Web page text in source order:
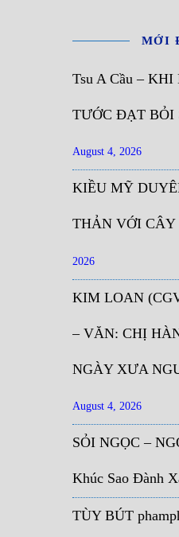
MỚI
Tsu A Cầu –
TƯỚC ĐẠT BỎI
August 4, 2026
KIỀU MỸ
THẢN VỚI CÂY
2026
KIM LOAN
– VĂN: CHỊ
NGÀY XƯA
August 4, 2026
SỎI NGỌC –
Khúc Sao Đành
TÙY BÚT